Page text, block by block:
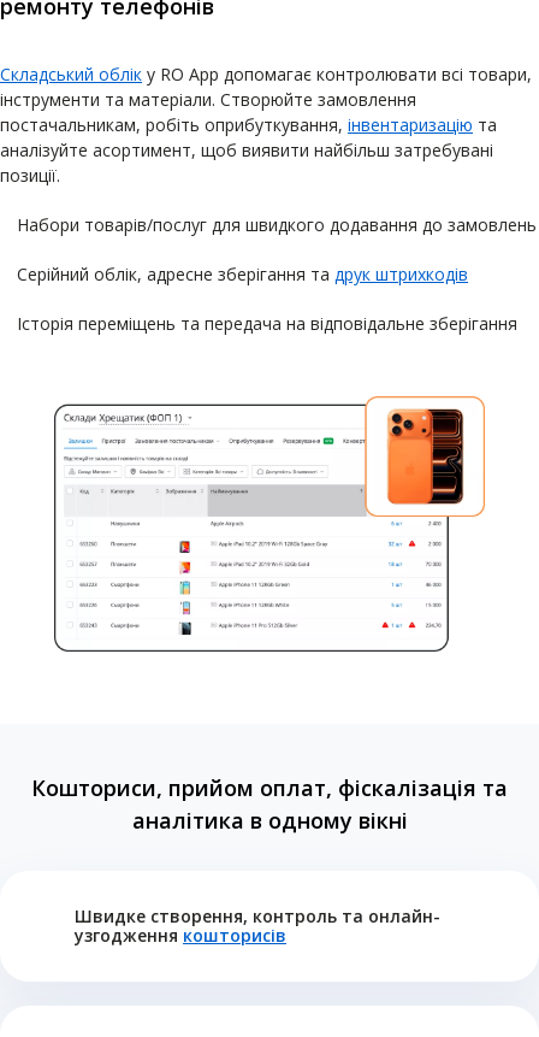
ремонту телефонів
Складський облік у RO App допомагає контролювати всі товари,
інструменти та матеріали. Створюйте замовлення
постачальникам, робіть оприбуткування, інвентаризацію та
аналізуйте асортимент, щоб виявити найбільш затребувані
позиції.
Набори товарів/послуг для швидкого додавання до замовлень
Серійний облік, адресне зберігання та друк штрихкодів
Історія переміщень та передача на відповідальне зберігання
Кошториси, прийом оплат, фіскалізація та
аналітика в одному вікні
Швидке створення, контроль та онлайн-
узгодження кошторисів